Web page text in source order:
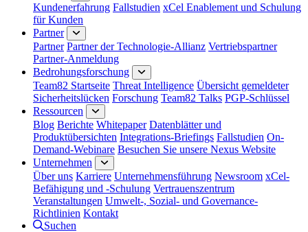
Kundenerfahrung Fallstudien xCel Enablement und Schulung
für Kunden
Partner
Partner Partner der Technologie-Allianz Vertriebspartner
Partner-Anmeldung
Bedrohungsforschung
Team82 Startseite Threat Intelligence Übersicht gemeldeter
Sicherheitslücken Forschung Team82 Talks PGP-Schlüssel
Ressourcen
Blog Berichte Whitepaper Datenblätter und
Produktübersichten Integrations-Briefings Fallstudien On-
Demand-Webinare Besuchen Sie unsere Nexus Website
Unternehmen
Über uns Karriere Unternehmensführung Newsroom xCel-
Befähigung und -Schulung Vertrauenszentrum
Veranstaltungen Umwelt-, Sozial- und Governance-
Richtlinien Kontakt
Suchen